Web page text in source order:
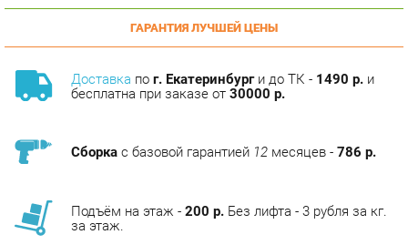
по г. Екатеринбурги до ТК -
бесплатна при заказе от30000 р.
с базовой гарантией месяцев -
Подъём на этаж - 200 р.
Без лифта - 3 рубля за кг.